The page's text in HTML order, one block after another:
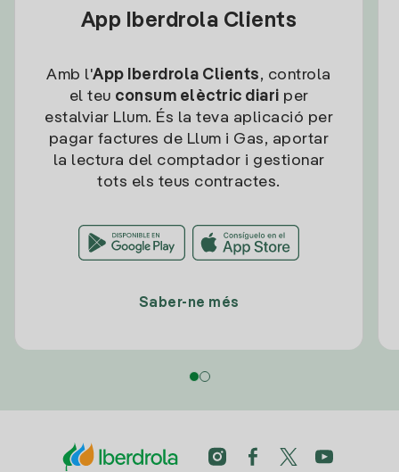
App Iberdrola Clients
Amb l'App Iberdrola Clients, controla
el teu consum elèctric diari per
estalviar Llum. És la teva aplicació per
pagar factures de Llum i Gas, aportar
la lectura del comptador i gestionar
tots els teus contractes.
Saber-ne més